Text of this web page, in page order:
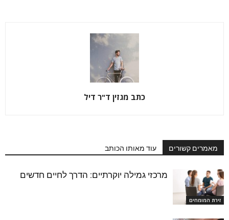
כתב מגזין ד"ר דיל
מאמרים קשורים עוד מאותו הכותב
זירת המומחים
מרכזי גמילה יוקרתיים: הדרך לחיים חדשים